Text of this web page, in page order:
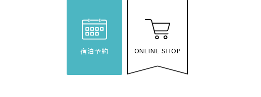
宿泊予約 ONLINE SHOP